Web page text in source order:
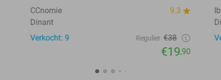
CCnomie
9.3
Dinant
Verkocht: 9
Regulier €38
€19,90